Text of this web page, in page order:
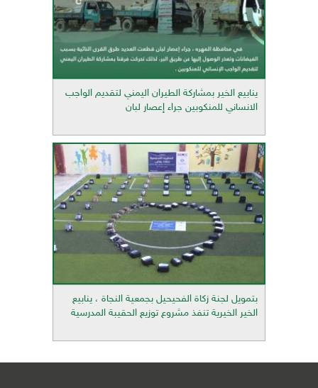
ينابيع الخير بمشاركة الطيران اليمني لتقديم الواجب
الانساني للمنكوبين جراء إعصار لبان
بتمويل لجنة زكاة الفحيحيل بجمعية النجاة ، ينابيع
الخير الخيرية تنفذ مشروع توزيع الحقيبة المدرسية